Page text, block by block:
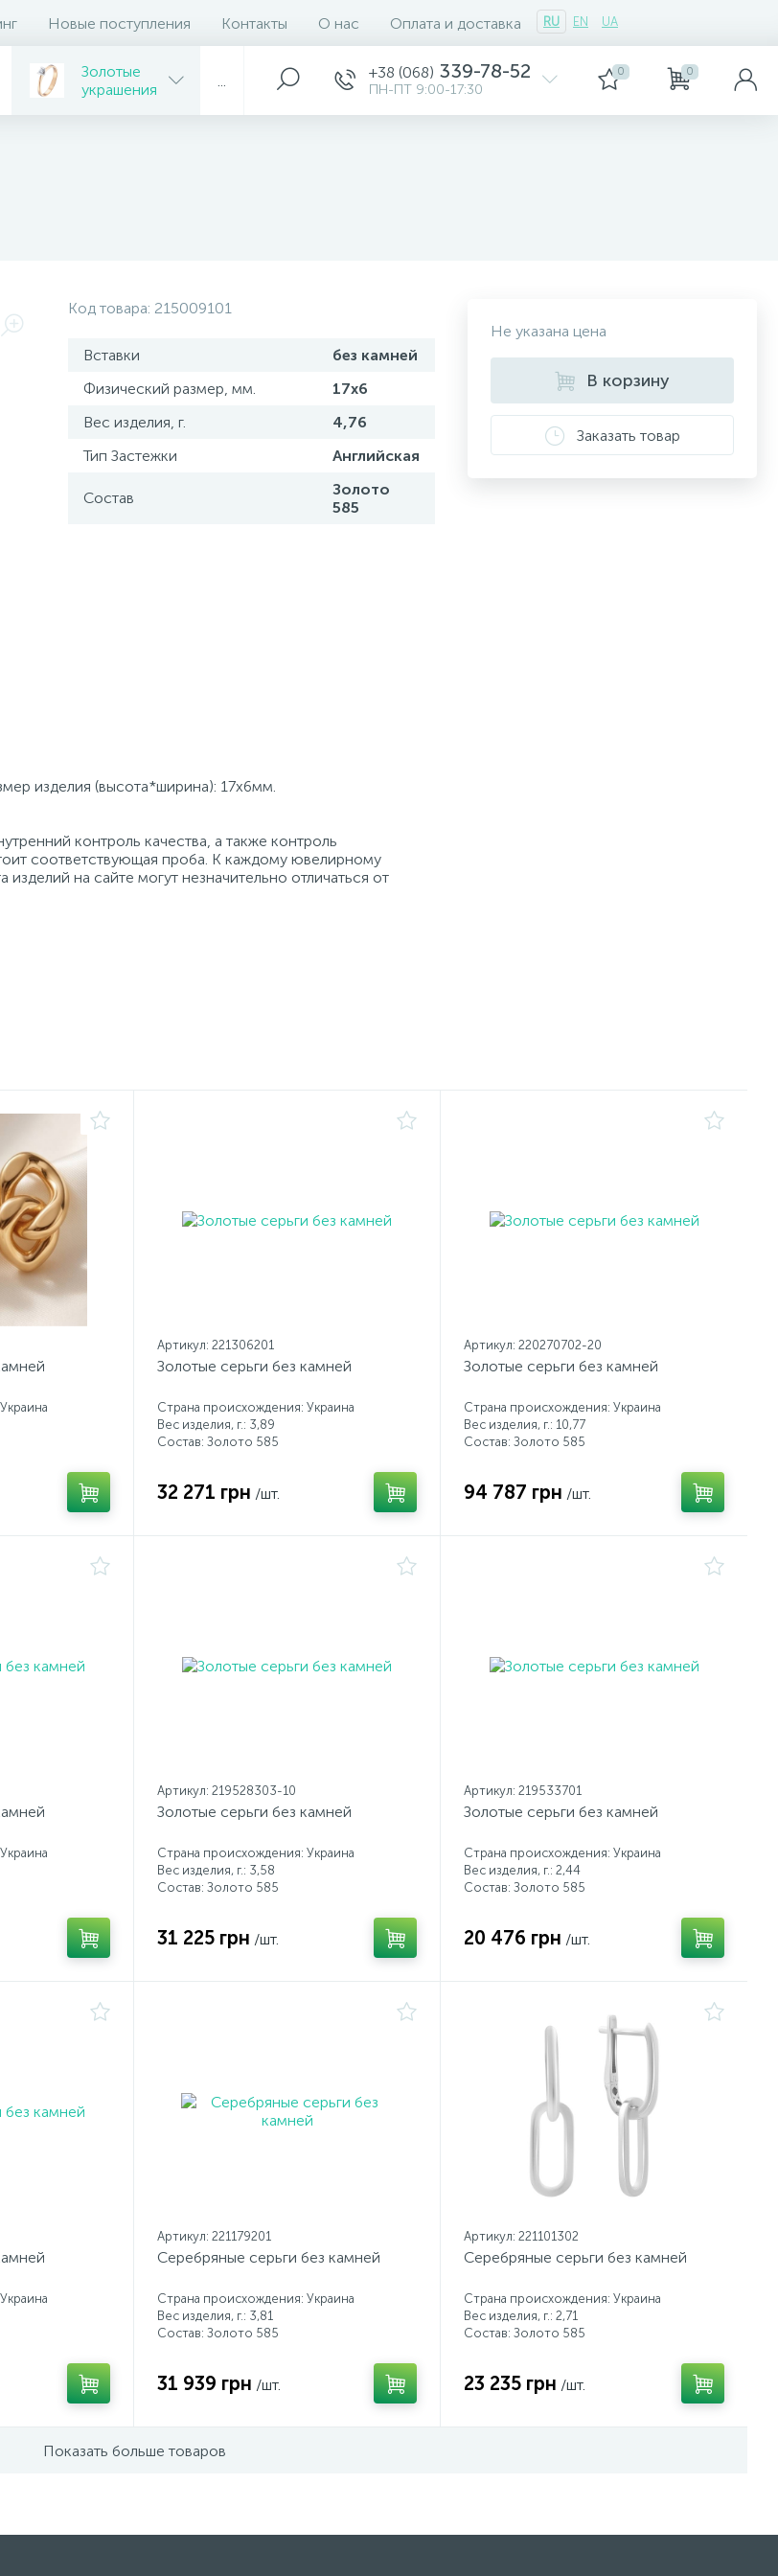
Новые поступления Контакты О нас Оплата и доставка RU EN UA
Золотые
украшения
+38 (068) 339-78-52
ПН-ПТ 9:00-17:30
0 0
Код товара: 215009101
Вставки
без камней
Физический размер, мм.
17х6
Вес изделия, г.
4,76
Тип Застежки
Английская
Состав
Золото
585
изделия (высота*ширина): 17х6мм.
контроль качества, а также контроль
соответствующая проба. К каждому ювелирному
на сайте могут незначительно отличаться от
Не указана цена
В корзину
Заказать товар
Артикул: 221306201
Золотые серьги без камней
Страна происхождения: Украина
Вес изделия, г.: 3,89
Состав: Золото 585
32 271 грн /шт.
Артикул: 220270702-20
Золотые серьги без камней
Страна происхождения: Украина
Вес изделия, г.: 10,77
Состав: Золото 585
94 787 грн /шт.
Артикул: 219528303-10
Золотые серьги без камней
Страна происхождения: Украина
Вес изделия, г.: 3,58
Состав: Золото 585
31 225 грн /шт.
Артикул: 219533701
Золотые серьги без камней
Страна происхождения: Украина
Вес изделия, г.: 2,44
Состав: Золото 585
20 476 грн /шт.
Артикул: 221179201
Серебряные серьги без камней
Страна происхождения: Украина
Вес изделия, г.: 3,81
Состав: Золото 585
31 939 грн /шт.
Артикул: 221101302
Серебряные серьги без камней
Страна происхождения: Украина
Вес изделия, г.: 2,71
Состав: Золото 585
23 235 грн /шт.
Показать больше товаров